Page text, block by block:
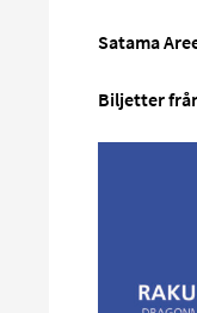
Satama
Biljetter